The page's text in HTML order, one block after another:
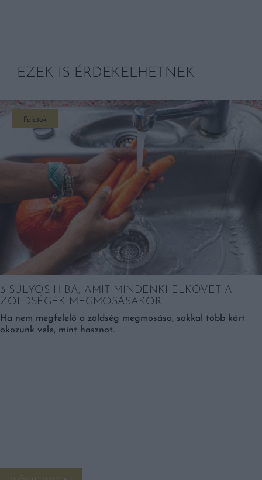
EZEK IS ÉRDEKELHETNEK
Falatok
3 SÚLYOS HIBA, AMIT MINDENKI ELKÖVET A
ZÖLDSÉGEK MEGMOSÁSAKOR
Ha nem megfelelő a zöldség megmosása, sokkal több kárt
okozunk vele, mint hasznot.